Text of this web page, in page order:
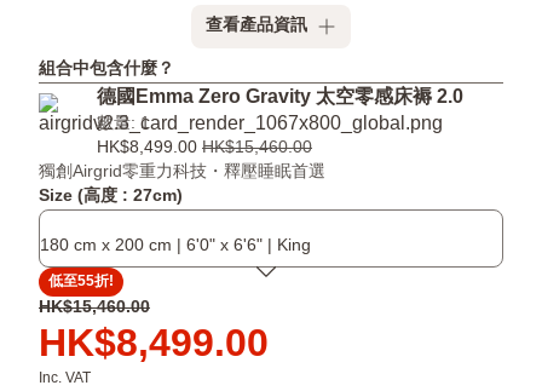
料，
瞬
間
應
身
體
曲
線，
平
承
托
網
格
材
0.3
秒
瞬
間
回
彈，
美
承
2.0
升
級
化
版！
四
周
床
邊
固
設
查看產品資訊
組合中包含什麼？
德國Emma Zero Gravity 太空零感床褥 2.0
數量: 1
HK$8,499.00 HK$15,460.00
獨創Airgrid零重力科技・釋壓睡眠首選
Size (高度 : 27cm)
180 cm x 200 cm | 6'0" x 6'6" | King
低至55折!
原
價
HK$15,460.00
HK$15,460.00
價
格
HK$8,499.00
HK$8,499.00
Inc. VAT